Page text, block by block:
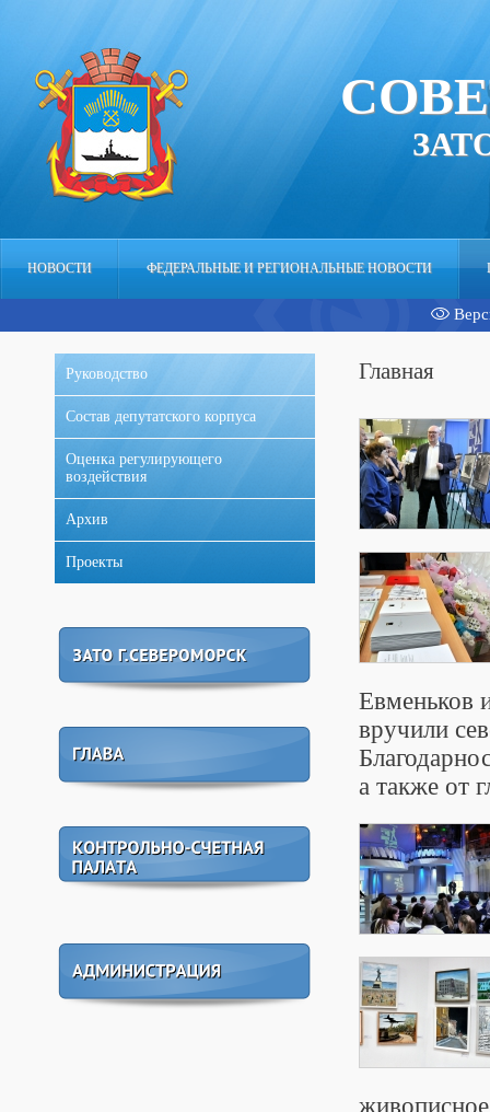
НОВОСТИ ФЕДЕРАЛЬНЫЕ И РЕГИОНАЛЬНЫЕ НОВОСТИ
АППАРАТ
Руководство
Состав депутатского корпуса
Оценка регулирующего
воздействия
Архив
Проекты
Главная
Евменьков
вручили
а также от